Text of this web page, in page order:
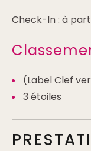
Check-In : à
(Label Clef
3 étoiles